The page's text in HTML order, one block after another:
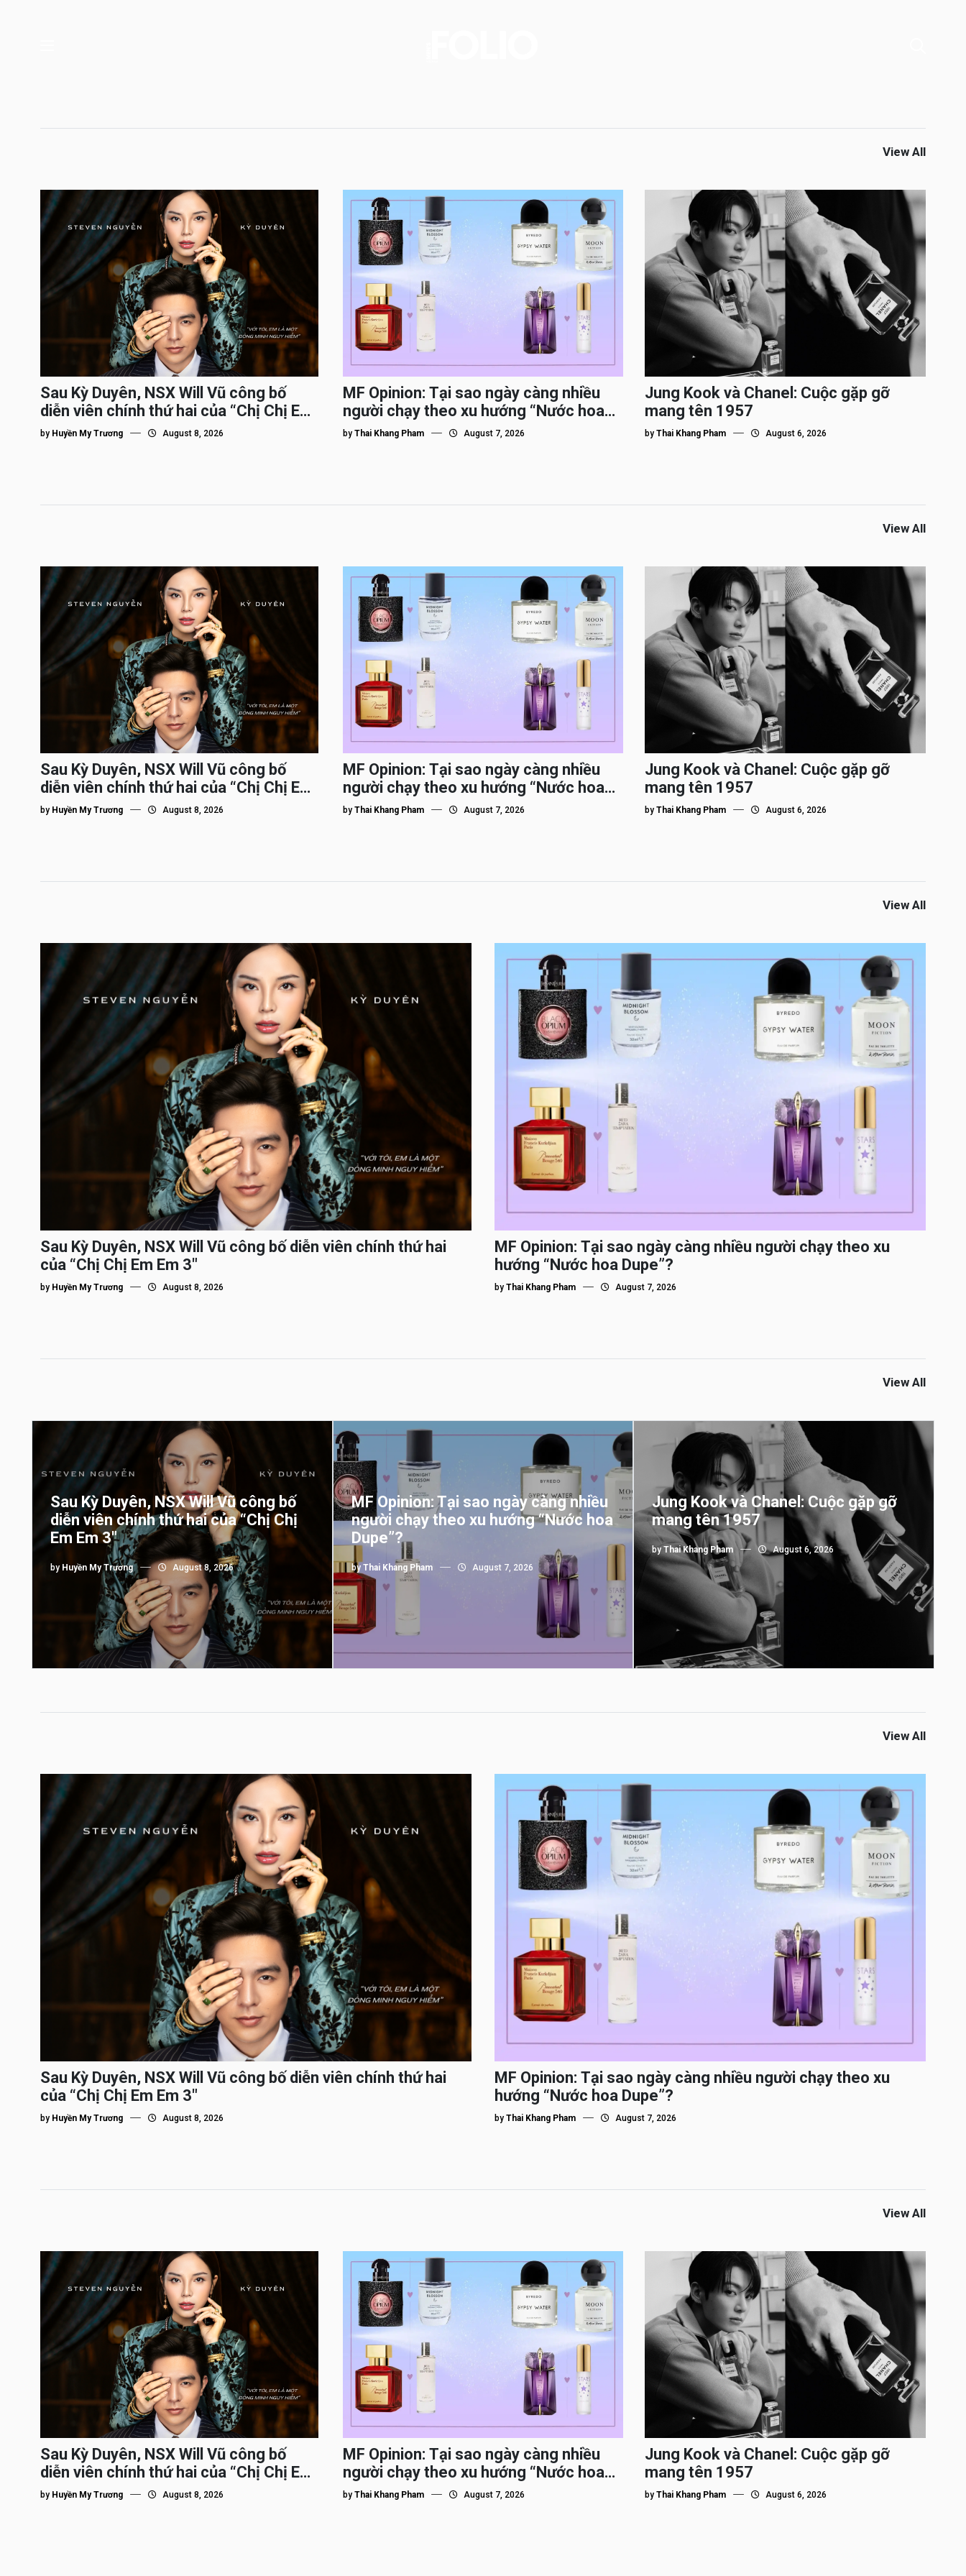
View All
Sau Kỳ Duyên, NSX Will Vũ công bố
diễn viên chính thứ hai của “Chị Chị Em
Em 3″
by Huyền My Trương August 8, 2026
MF Opinion: Tại sao ngày càng nhiều
người chạy theo xu hướng “Nước hoa
Dupe”?
by Thai Khang Pham August 7, 2026
Jung Kook và Chanel: Cuộc gặp gỡ
mang tên 1957
byThai Khang Pham August 6, 2026
View All
Sau Kỳ Duyên, NSX Will Vũ công bố
diễn viên chính thứ hai của “Chị Chị Em
Em 3″
by Huyền My Trương August 8, 2026
MF Opinion: Tại sao ngày càng nhiều
người chạy theo xu hướng “Nước hoa
Dupe”?
by Thai Khang Pham August 7, 2026
Jung Kook và Chanel: Cuộc gặp gỡ
mang tên 1957
byThai Khang Pham August 6, 2026
View All
Sau Kỳ Duyên, NSX Will Vũ công bố diễn viên chính thứ hai
của “Chị Chị Em Em 3″
by Huyền My Trương August 8, 2026
MF Opinion: Tại sao ngày càng nhiều người chạy theo xu
hướng “Nước hoa Dupe”?
by Thai Khang Pham August 7, 2026
View All
Sau Kỳ Duyên, NSX Will Vũ công bố
diễn viên chính thứ hai của “Chị Chị
Em Em 3″
by Huyền My Trương August 8, 2026
MF Opinion: Tại sao ngày càng nhiều
người chạy theo xu hướng “Nước hoa
Dupe”?
by Thai Khang Pham August 7, 2026
Jung Kook và Chanel: Cuộc gặp gỡ
mang tên 1957
byThai Khang Pham August 6, 2026
View All
Sau Kỳ Duyên, NSX Will Vũ công bố diễn viên chính thứ hai
của “Chị Chị Em Em 3″
by Huyền My Trương August 8, 2026
MF Opinion: Tại sao ngày càng nhiều người chạy theo xu
hướng “Nước hoa Dupe”?
by Thai Khang Pham August 7, 2026
View All
Sau Kỳ Duyên, NSX Will Vũ công bố
diễn viên chính thứ hai của “Chị Chị Em
Em 3″
by Huyền My Trương August 8, 2026
MF Opinion: Tại sao ngày càng nhiều
người chạy theo xu hướng “Nước hoa
Dupe”?
by Thai Khang Pham August 7, 2026
Jung Kook và Chanel: Cuộc gặp gỡ
mang tên 1957
byThai Khang Pham August 6, 2026